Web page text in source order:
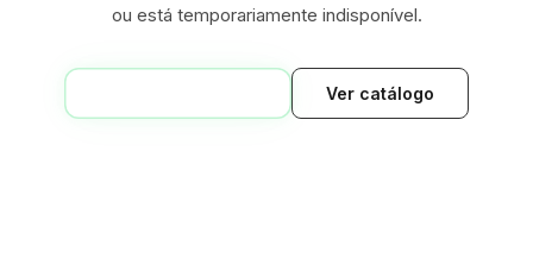
ou está temporariamente indisponível.
Ver catálogo